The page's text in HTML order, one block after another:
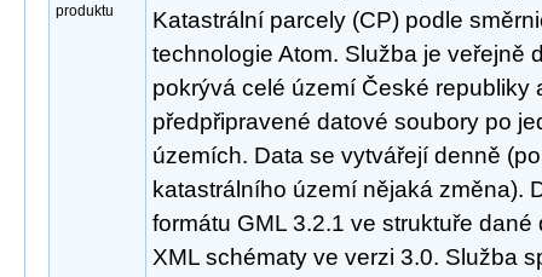
produktu
Katastrální parcely (CP) podle
technologie Atom. Služba je veřejně
pokrývá celé území České republiky
předpřipravené datové soubory po
územích. Data se vytvářejí denně
katastrálního území nějaká změna).
formátu GML 3.2.1 ve struktuře
XML schématy ve verzi 3.0. Služba